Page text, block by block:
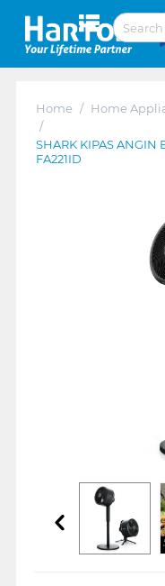
Home / Home
/
SHARK KIPAS ANGIN
FA221ID